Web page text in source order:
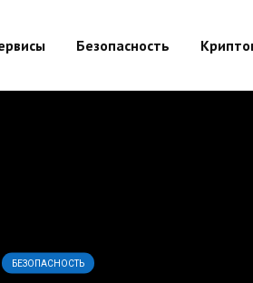
Безопасность
БЕЗОПАСНОСТЬ